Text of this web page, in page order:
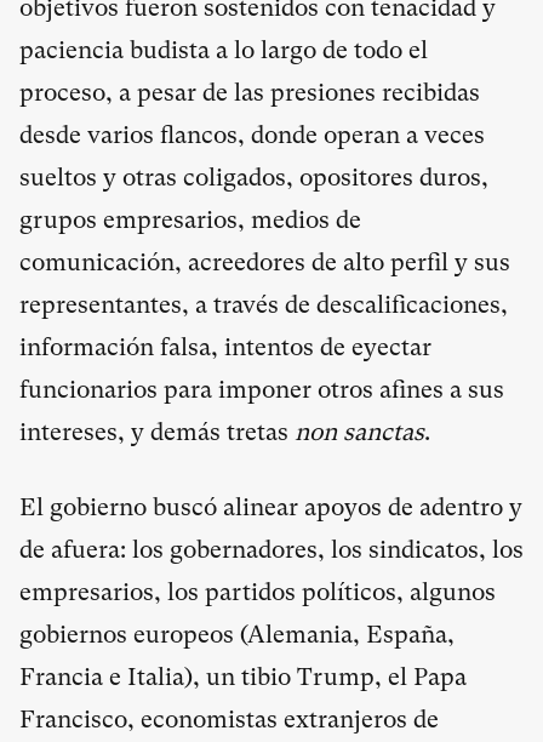
objetivos fueron sostenidos con tenacidad y
paciencia budista a lo largo de todo el
proceso, a pesar de las presiones recibidas
desde varios flancos, donde operan a veces
sueltos y otras coligados, opositores duros,
grupos empresarios, medios de
comunicación, acreedores de alto perfil y sus
representantes, a través de descalificaciones,
información falsa, intentos de eyectar
funcionarios para imponer otros afines a sus
intereses, y demás tretas non sanctas.
El gobierno buscó alinear apoyos de adentro y
de afuera: los gobernadores, los sindicatos, los
empresarios, los partidos políticos, algunos
gobiernos europeos (Alemania, España,
Francia e Italia), un tibio Trump, el Papa
Francisco, economistas extranjeros de